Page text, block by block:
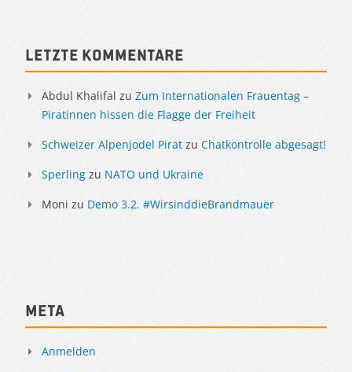
Sidebar
Letzte Kommentare
Abdul Khalifal zu Zum Internationalen Frauentag –
Piratinnen hissen die Flagge der Freiheit
Schweizer Alpenjodel Pirat zu Chatkontrolle abgesagt!
Sperling zu NATO und Ukraine
Moni zu Demo 3.2. #WirsinddieBrandmauer
Meta
Anmelden